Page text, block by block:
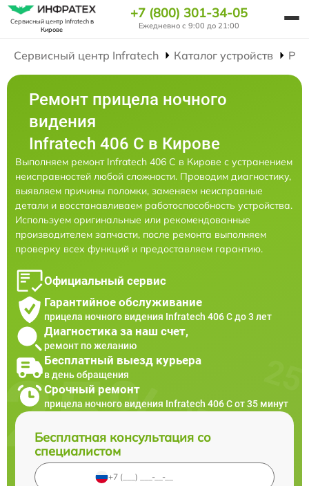
Сервисный центр Infratechв
Кирове
+7 (800) 301-34-05
Ежедневно с 9:00 до 21:00
Сервисный центр Infratech Каталог устройств
Ремонт прицела ночного
видения
Infratech 406 С в Кирове
Выполняем ремонт Infratech 406 С в Кирове с устранением
неисправностей любой сложности. Проводим диагностику,
выявляем причины поломки, заменяем неисправные
детали и восстанавливаем работоспособность устройства.
Используем оригинальные или рекомендованные
производителем запчасти, после ремонта выполняем
проверку всех функций и предоставляем гарантию.
Официальный сервис
Гарантийное обслуживание
прицела ночного видения Infratech 406 С до 3 лет
Диагностика за наш счет,
ремонт по желанию
Бесплатный выезд курьера
в день обращения
Срочный ремонт
прицела ночного видения Infratech 406 С от 35 минут
Бесплатная консультация со
специалистом